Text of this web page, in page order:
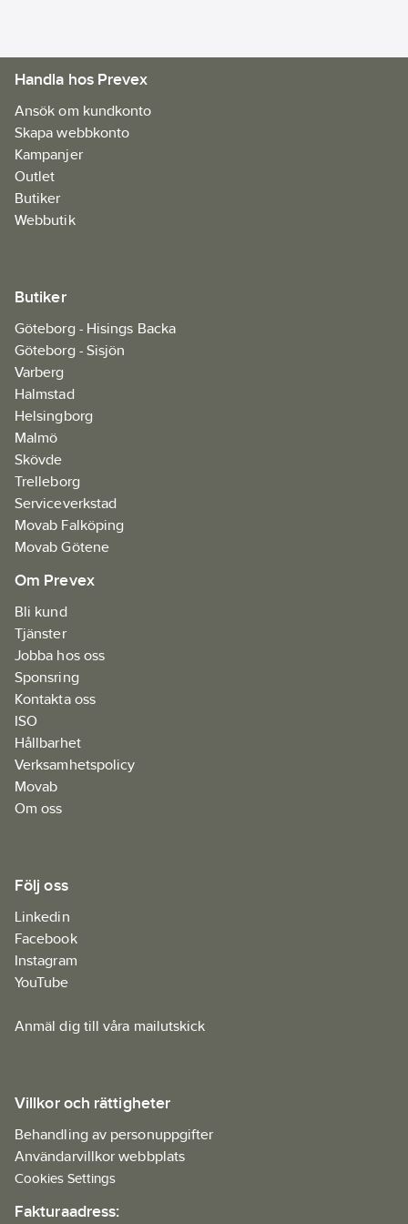
artikelnr:
Materialklass JCQA02
Handla hos Prevex
Ansök om kundkonto
Skapa webbkonto
Kampanjer
Outlet
Butiker
Webbutik
Butiker
Göteborg - Hisings Backa
Göteborg - Sisjön
Varberg
Halmstad
Helsingborg
Malmö
Skövde
Trelleborg
Serviceverkstad
Movab Falköping
Movab Götene
Om Prevex
Bli kund
Tjänster
Jobba hos oss
Sponsring
Kontakta oss
ISO
Hållbarhet
Verksamhetspolicy
Movab
Om oss
Följ oss
Linkedin
Facebook
Instagram
YouTube
Anmäl dig till våra mailutskick
Villkor och rättigheter
Behandling av personuppgifter
Användarvillkor webbplats
Cookies Settings
Fakturaadress: